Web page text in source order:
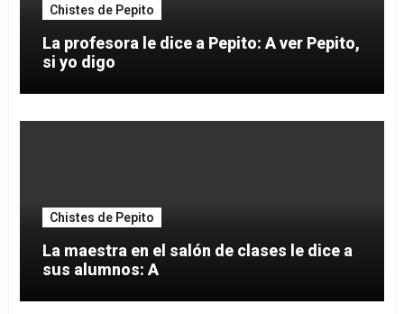
Chistes de Pepito
La profesora le dice a Pepito: A ver Pepito,
si yo digo
Chistes de Pepito
La maestra en el salón de clases le dice a
sus alumnos: A